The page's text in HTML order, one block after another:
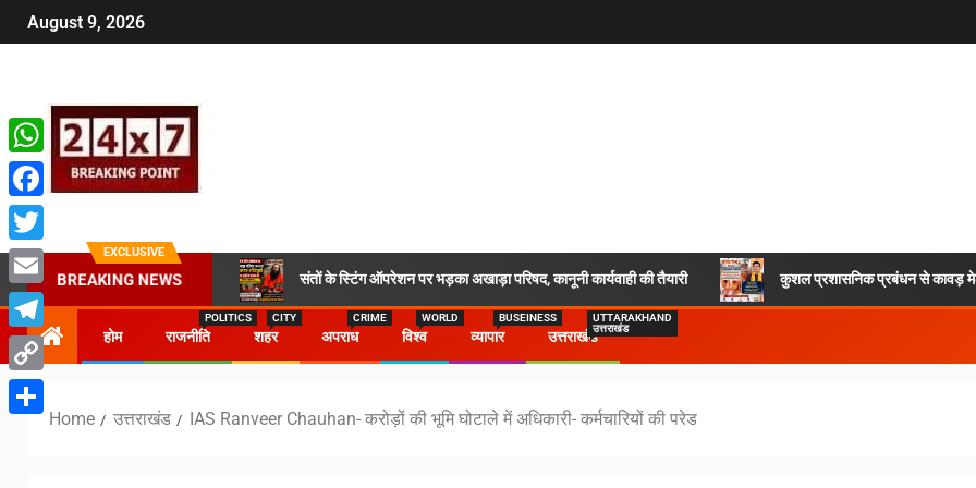
August 9, 2026
EXCLUSIVE
BREAKING NEWS संतों के स्टिंग ऑपरेशन पर भड़का अखाड़ा परिषद, कानूनी कार्यवाही की तैयारी कुशल प्रशासनिक प्रबंधन से कावड़
होम राजनीति
POLITICS
शहर
CITY
अपराध
CRIME
विश्व
WORLD
व्यापार
BUSEINESS
उत्तराखंड
UTTARAKHAND
उत्तराखंड
Home उत्तराखंड IAS Ranveer Chauhan- करोड़ों की भूमि घोटाले में अधिकारी- कर्मचारियों की परेड
WhatsApp
Facebook
Twitter
Email
Telegram
Copy
Share